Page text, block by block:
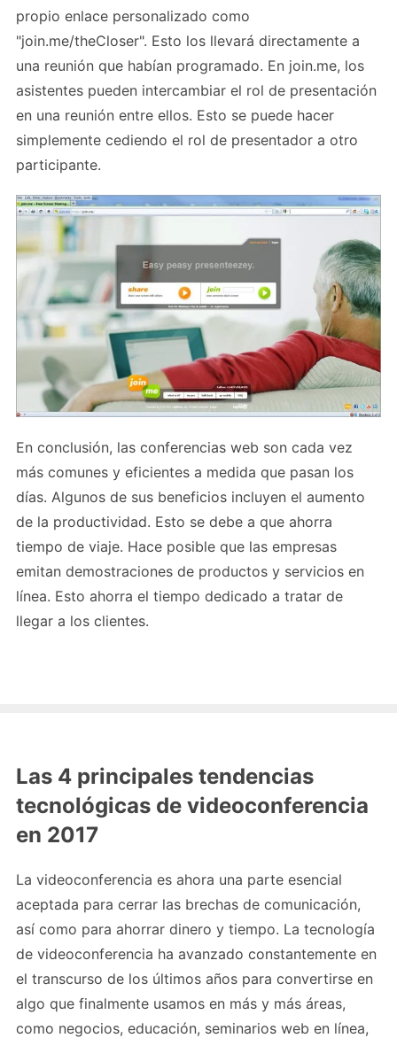
propio enlace personalizado como
"join.me/theCloser". Esto los llevará directamente a
una reunión que habían programado. En join.me, los
asistentes pueden intercambiar el rol de presentación
en una reunión entre ellos. Esto se puede hacer
simplemente cediendo el rol de presentador a otro
participante.
En conclusión, las conferencias web son cada vez
más comunes y eficientes a medida que pasan los
días. Algunos de sus beneficios incluyen el aumento
de la productividad. Esto se debe a que ahorra
tiempo de viaje. Hace posible que las empresas
emitan demostraciones de productos y servicios en
línea. Esto ahorra el tiempo dedicado a tratar de
llegar a los clientes.
Las 4 principales tendencias
tecnológicas de videoconferencia
en 2017
La videoconferencia es ahora una parte esencial
aceptada para cerrar las brechas de comunicación,
así como para ahorrar dinero y tiempo. La tecnología
de videoconferencia ha avanzado constantemente en
el transcurso de los últimos años para convertirse en
algo que finalmente usamos en más y más áreas,
como negocios, educación, seminarios web en línea,